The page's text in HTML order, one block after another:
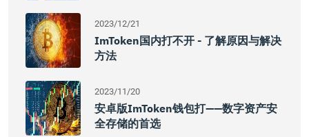
2023/12/21
ImToken国内打不开 - 了解原因与解决
方法
2023/11/20
安卓版imToken钱包打——数字资产安
全存储的首选